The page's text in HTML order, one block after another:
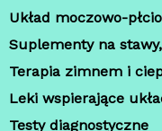
Układ moczowo-
Suplementy na
Terapia zimnem i
Leki wspierające
Testy diagnostyczne